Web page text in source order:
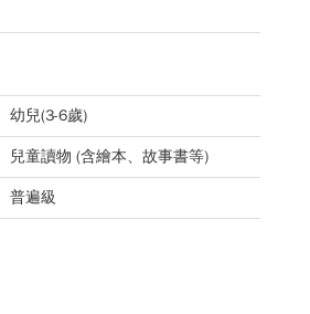
幼兒(3-6歲)
兒童讀物 (含繪本、故事書等)
普遍級